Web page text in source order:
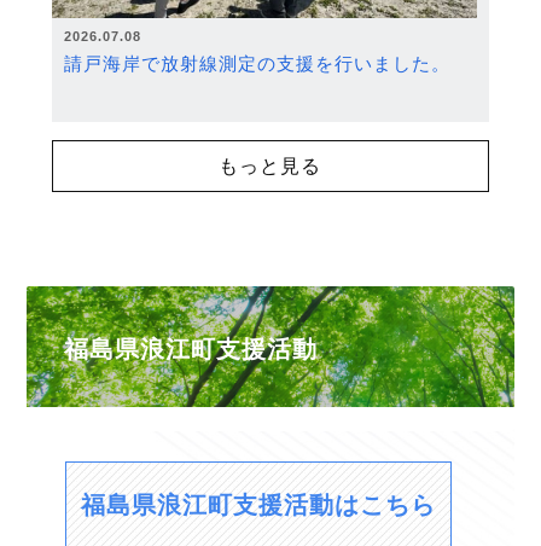
2026.07.08
請戸海岸で放射線測定の支援を行いました。
もっと見る
福島県浪江町支援活動
福島県浪江町支援活動はこちら